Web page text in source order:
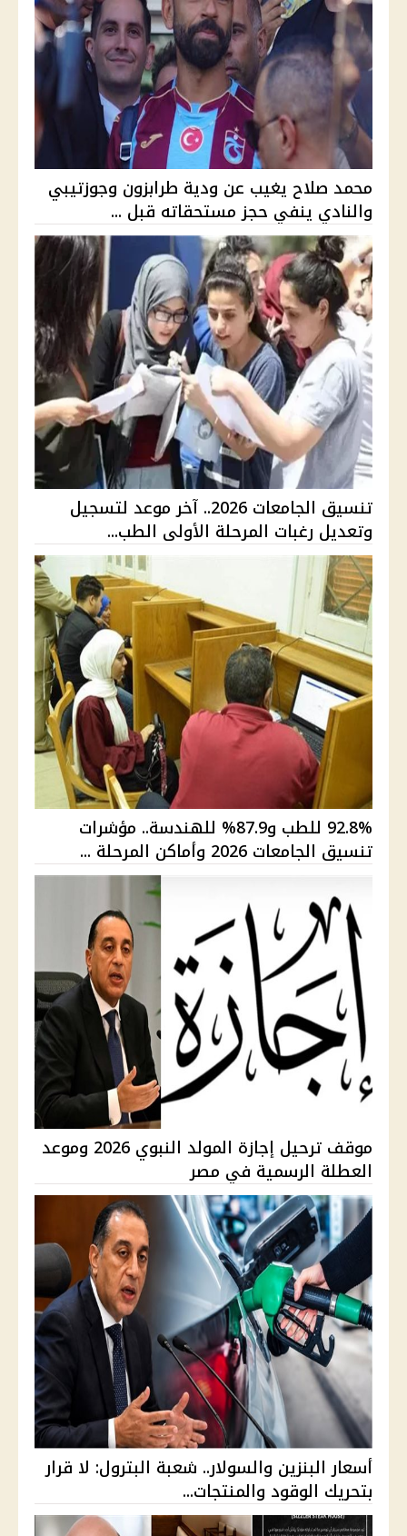
محمد صلاح يغيب عن ودية طرابزون وجوزتيبي
والنادي ينفي حجز مستحقاته قبل ...
تنسيق الجامعات 2026.. آخر موعد لتسجيل
وتعديل رغبات المرحلة الأولى الطب...
92.8% للطب و87.9% للهندسة.. مؤشرات
تنسيق الجامعات 2026 وأماكن المرحلة ...
موقف ترحيل إجازة المولد النبوي 2026 وموعد
العطلة الرسمية في مصر
أسعار البنزين والسولار.. شعبة البترول: لا قرار
بتحريك الوقود والمنتجات...